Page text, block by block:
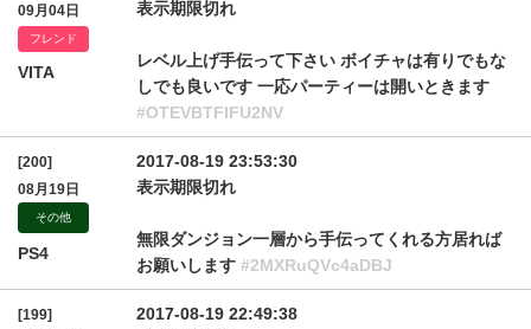
09月04日
フレンド
VITA
表示期限切れ
レベル上げ手伝って下さい ボイチャは有りでもな
しでも良いです 一応パーティーは開いときます
#OTEVBTFlFU2NV
[200]
08月19日
その他
PS4
2017-08-19 23:53:30
表示期限切れ
無限ダンジョン一層から手伝ってくれる方居れば
お願いします #2MXRuQVc4aDBJ
[199]
2017-08-19 22:49:38